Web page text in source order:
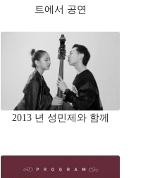
트에서 공연
2013 년 성민제와 함께